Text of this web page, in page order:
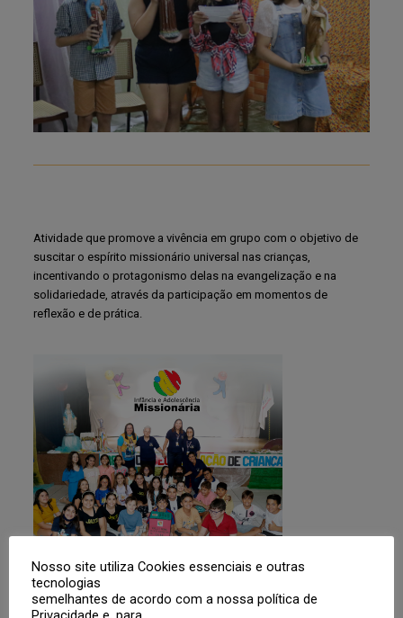
Atividade que promove a vivência em grupo com o objetivo de
suscitar o espírito missionário universal nas crianças,
incentivando o protagonismo delas na evangelização e na
solidariedade, através da participação em momentos de
reflexão e de prática.
Nosso site utiliza Cookies essenciais e outras
tecnologias
semelhantes de acordo com a nossa política de